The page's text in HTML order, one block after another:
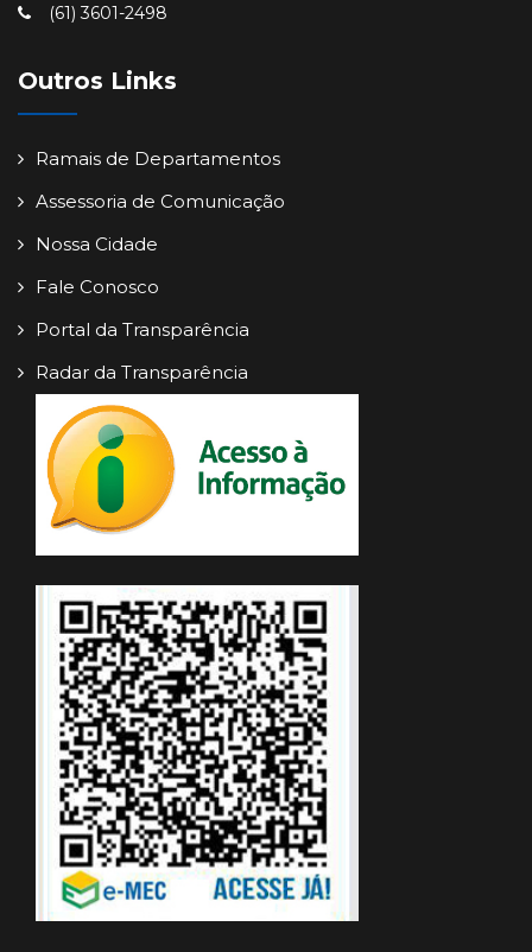
(61) 3601-2498
Outros Links
Ramais de Departamentos
Assessoria de Comunicação
Nossa Cidade
Fale Conosco
Portal da Transparência
Radar da Transparência